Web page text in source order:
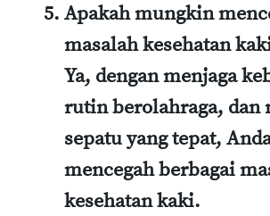
Apakah mungkin
masalah kesehatan
Ya, dengan menjaga
rutin berolahraga,
sepatu yang tepat,
mencegah berbagai
kesehatan kaki.